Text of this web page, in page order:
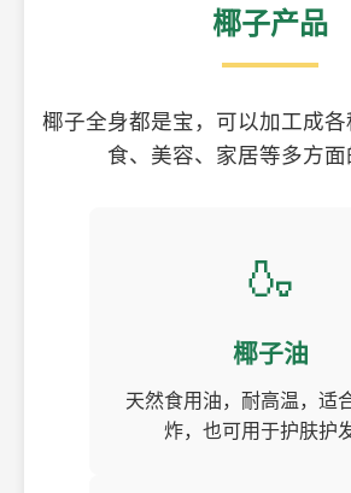
椰子产品
椰子全身都是宝，可以加工成
食、美容、家居等多方面
🍶
椰子油
天然食用油，耐高温，适
炸，也可用于护肤护发